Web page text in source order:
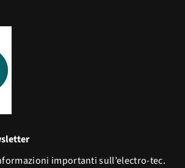
importanti sull’electro-tec.